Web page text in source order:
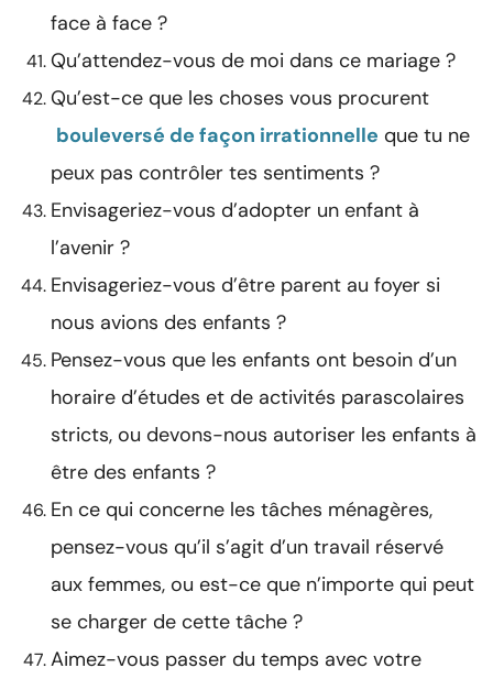
face à face ?
Qu’attendez-vous de moi dans ce mariage ?
Qu’est-ce que les choses vous procurent
bouleversé de façon irrationnelle que tu ne
peux pas contrôler tes sentiments ?
Envisageriez-vous d’adopter un enfant à
l’avenir ?
Envisageriez-vous d’être parent au foyer si
nous avions des enfants ?
Pensez-vous que les enfants ont besoin d’un
horaire d’études et de activités parascolaires
stricts, ou devons-nous autoriser les enfants à
être des enfants ?
En ce qui concerne les tâches ménagères,
pensez-vous qu’il s’agit d’un travail réservé
aux femmes, ou est-ce que n’importe qui peut
se charger de cette tâche ?
Aimez-vous passer du temps avec votre